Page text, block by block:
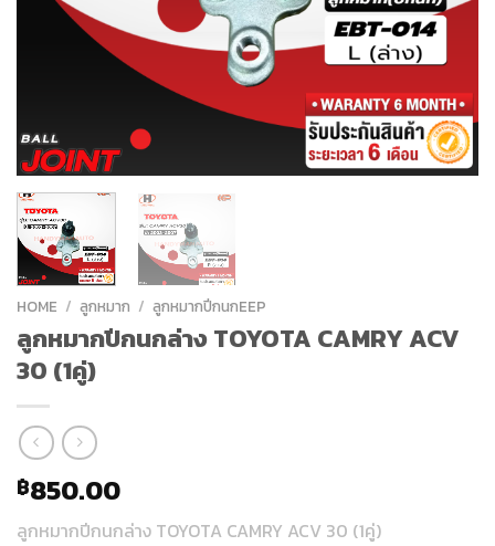
HOME / ลูกหมาก / ลูกหมากปีกนกEEP
ลูกหมากปีกนกล่าง TOYOTA CAMRY ACV
30 (1คู่)
฿850.00
ลูกหมากปีกนกล่าง TOYOTA CAMRY ACV 30 (1คู่)